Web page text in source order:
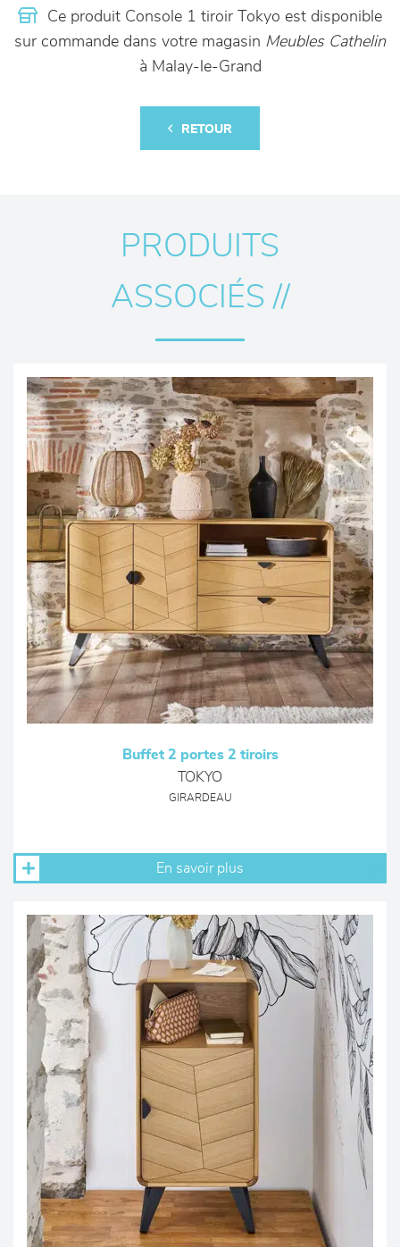
Ce produit Console 1 tiroir Tokyo est disponible
sur commande dans votre magasin Meubles Cathelin
à Malay-le-Grand
RETOUR
PRODUITS
ASSOCIÉS //
Buffet 2 portes 2 tiroirs
TOKYO
GIRARDEAU
En savoir plus